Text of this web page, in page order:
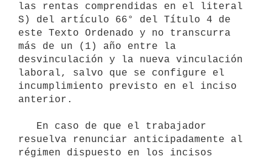
las rentas comprendidas en el literal
S) del artículo 66° del Título 4 de
este Texto Ordenado y no transcurra
más de un (1) año entre la
desvinculación y la nueva vinculación
laboral, salvo que se configure el
incumplimiento previsto en el inciso
anterior.
resuelva renunciar anticipadamente al
régimen dispuesto en los incisos